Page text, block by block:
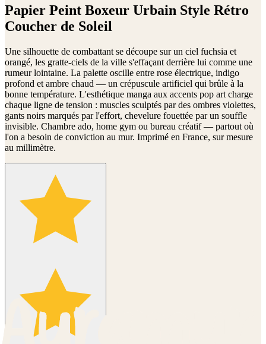
Papier Peint Boxeur Urbain Style Rétro
Coucher de Soleil
Une silhouette de combattant se découpe sur un ciel fuchsia et
orangé, les gratte-ciels de la ville s'effaçant derrière lui comme une
rumeur lointaine. La palette oscille entre rose électrique, indigo
profond et ambre chaud — un crépuscule artificiel qui brûle à la
bonne température. L'esthétique manga aux accents pop art charge
chaque ligne de tension : muscles sculptés par des ombres violettes,
gants noirs marqués par l'effort, chevelure fouettée par un souffle
invisible. Chambre ado, home gym ou bureau créatif — partout où
l'on a besoin de conviction au mur. Imprimé en France, sur mesure
au millimètre.